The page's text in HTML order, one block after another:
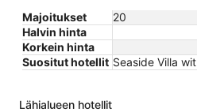
Majoitukset
20
Halvin hinta
Korkein hinta
Suositut hotellit Seaside Villa
Lähialueen hotellit